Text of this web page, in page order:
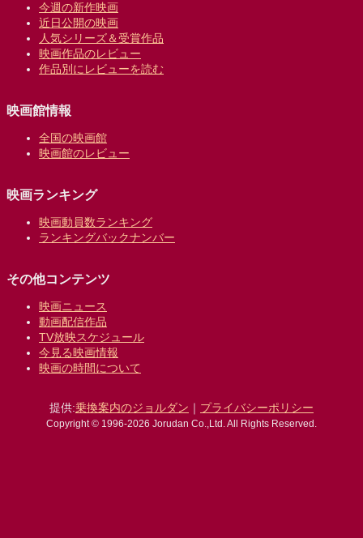
今週の新作映画
近日公開の映画
人気シリーズ＆受賞作品
映画作品のレビュー
作品別にレビューを読む
映画館情報
全国の映画館
映画館のレビュー
映画ランキング
映画動員数ランキング
ランキングバックナンバー
その他コンテンツ
映画ニュース
動画配信作品
TV放映スケジュール
今見る映画情報
映画の時間について
提供:乗換案内のジョルダン ｜ プライバシーポリシー
Copyright © 1996-2026 Jorudan Co.,Ltd. All Rights Reserved.